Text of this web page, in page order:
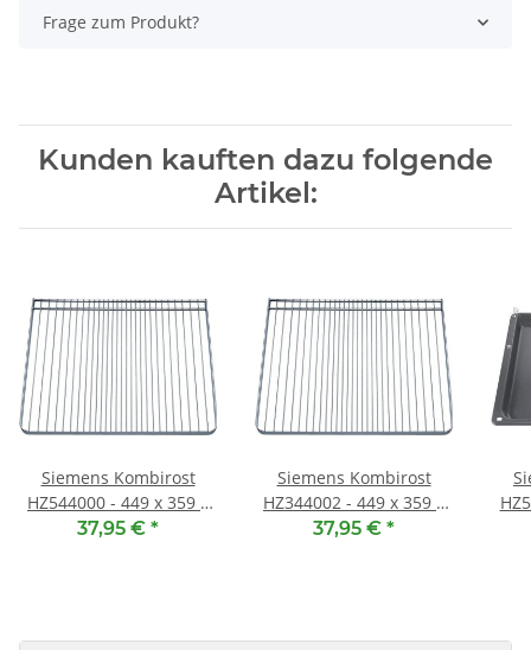
Frage zum Produkt?
Kunden kauften dazu folgende
Artikel:
Siemens Kombirost
HZ544000 - 449 x 359 x
15 mm
37,95 € *
Siemens Kombirost
HZ344002 - 449 x 359 x
15 mm
37,95 € *